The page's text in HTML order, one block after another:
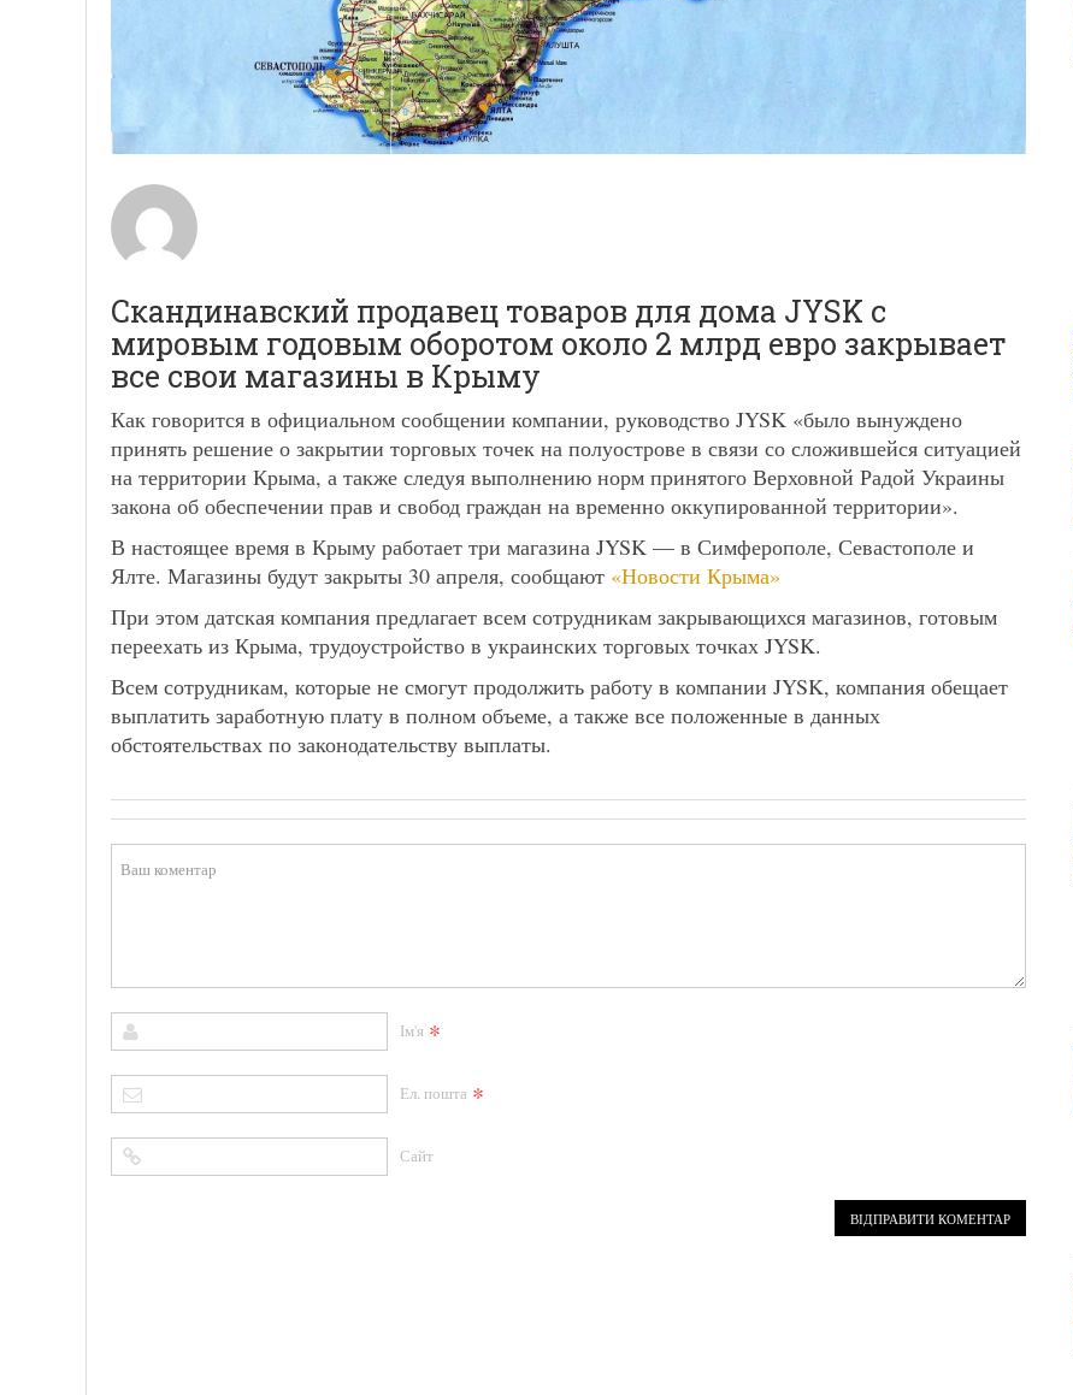
Скандинавский продавец товаров для дома JYSK с
мировым годовым оборотом около 2 млрд евро закрывает
все свои магазины в Крыму
Как говорится в официальном сообщении компании, руководство JYSK «было вынуждено
принять решение о закрытии торговых точек на полуострове в связи со сложившейся ситуацией
на территории Крыма, а также следуя выполнению норм принятого Верховной Радой Украины
закона об обеспечении прав и свобод граждан на временно оккупированной территории».
В настоящее время в Крыму работает три магазина JYSK — в Симферополе, Севастополе и
Ялте. Магазины будут закрыты 30 апреля, сообщают «Новости Крыма»
При этом датская компания предлагает всем сотрудникам закрывающихся магазинов, готовым
переехать из Крыма, трудоустройство в украинских торговых точках JYSK.
Всем сотрудникам, которые не смогут продолжить работу в компании JYSK, компания обещает
выплатить заработную плату в полном объеме, а также все положенные в данных
обстоятельствах по законодательству выплаты.
Ім'я *
Ел. пошта *
Сайт